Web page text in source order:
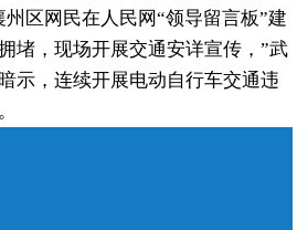
区网民在人民网“领导留言板”建
堵，现场开展交通安详宣传，”武
示，连续开展电动自行车交通违